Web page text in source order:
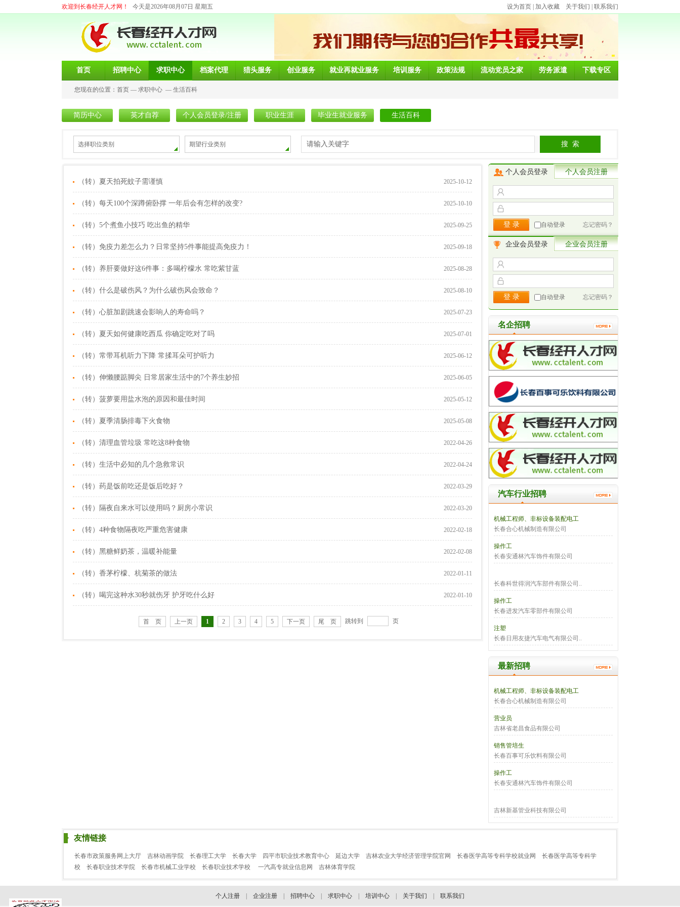
欢迎到长春经开人才网！ 今天是2026年08月07日 星期五 设为首页 加入收藏 关于我们 联系我们
首页 招聘中心 求职中心 档案代理 猎头服务 创业服务 就业再就业服务 培训服务 政策法规 流动党员之家 劳务派遣 下载专区
您现在的位置： 首页 — 求职中心 — 生活百科
简历中心 英才自荐 个人会员登录/注册 职业生涯 毕业生就业服务 生活百科
选择职位类别 期望行业类别 请输入关键字
（转）夏天拍死蚊子需谨慎 2025-10-12
（转）每天100个深蹲俯卧撑 一年后会有怎样的改变? 2025-10-10
（转）5个煮鱼小技巧 吃出鱼的精华 2025-09-25
（转）免疫力差怎么力？日常坚持5件事能提高免疫力！ 2025-09-18
（转）养肝要做好这6件事：多喝柠檬水 常吃紫甘蓝 2025-08-28
（转）什么是破伤风？为什么破伤风会致命？ 2025-08-10
（转）心脏加剧跳速会影响人的寿命吗？ 2025-07-23
（转）夏天如何健康吃西瓜 你确定吃对了吗 2025-07-01
（转）常带耳机听力下降 常揉耳朵可护听力 2025-06-12
（转）伸懒腰踮脚尖 日常居家生活中的7个养生妙招 2025-06-05
（转）菠萝要用盐水泡的原因和最佳时间 2025-05-12
（转）夏季清肠排毒下火食物 2025-05-08
（转）清理血管垃圾 常吃这8种食物 2022-04-26
（转）生活中必知的几个急救常识 2022-04-24
（转）药是饭前吃还是饭后吃好？ 2022-03-29
（转）隔夜自来水可以使用吗？厨房小常识 2022-03-20
（转）4种食物隔夜吃严重危害健康 2022-02-18
（转）黑糖鲜奶茶，温暖补能量 2022-02-08
（转）香茅柠檬、杭菊茶的做法 2022-01-11
（转）喝完这种水30秒就伤牙 护牙吃什么好 2022-01-10
首 页 上一页 1 2 3 4 5 下一页 尾 页 跳转到 页
个人会员登录 个人会员注册
自动登录 忘记密码？
企业会员登录 企业会员注册
自动登录 忘记密码？
名企招聘
汽车行业招聘
机械工程师、非标设备装配电工
长春合心机械制造有限公司
操作工
长春安通林汽车饰件有限公司
长春科世得润汽车部件有限公司..
操作工
长春进发汽车零部件有限公司
注塑
长春日用友捷汽车电气有限公司..
最新招聘
机械工程师、非标设备装配电工
长春合心机械制造有限公司
营业员
吉林省老昌食品有限公司
销售管培生
长春百事可乐饮料有限公司
操作工
长春安通林汽车饰件有限公司
吉林新基管业科技有限公司
友情链接
长春市政策服务网上大厅 吉林动画学院 长春理工大学 长春大学 四平市职业技术教育中心 延边大学 吉林农业大学经济管理学院官网 长春医学高等专科学校就业网
长春医学高等专科学
校
长春职业技术学院 长春市机械工业学校 长春职业技术学校 一汽高专就业信息网 吉林体育学院
个人注册 企业注册 招聘中心 求职中心 培训中心 关于我们 联系我们